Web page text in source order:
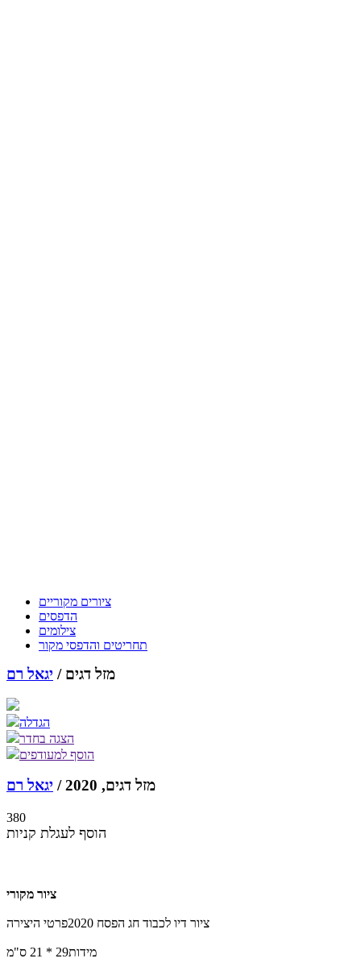
ציורים מקוריים
הדפסים
צילומים
תחריטים והדפסי מקור
מזל דגים / יגאל רם
הגדלה
הצגה בחדר
הוסף למעודפים
מזל דגים, 2020 / יגאל רם
380
הוסף לעגלת קניות
ציור מקורי
פרטי היצירה ציור דיו לכבוד חג הפסח 2020
מידות29 * 21 ס"מ